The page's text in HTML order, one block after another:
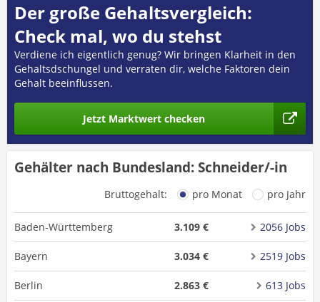
Der große Gehaltsvergleich:
Check mal, wo du stehst
Verdiene ich eigentlich genug? Wir bringen Klarheit in den
Gehaltsdschungel und verraten dir, welche Faktoren dein
Gehalt beeinflussen.
Jetzt Marktwert checken
Gehälter nach Bundesland: Schneider/-in
Bruttogehalt: pro Monat pro Jahr
Baden-Württemberg 3.109 € 2056 Jobs
Bayern 3.034 € 2519 Jobs
Berlin 2.863 € 613 Jobs